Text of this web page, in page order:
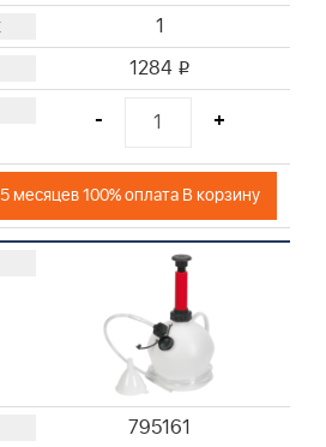
1
1284 i
- +
месяцев 100% оплата В корзину
795161